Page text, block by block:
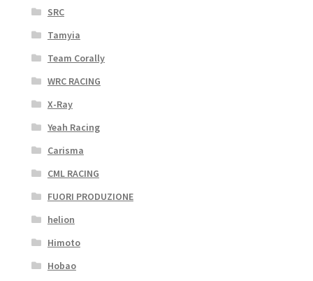
SRC
Tamyia
Team Corally
WRC RACING
X-Ray
Yeah Racing
Carisma
CML RACING
FUORI PRODUZIONE
helion
Himoto
Hobao